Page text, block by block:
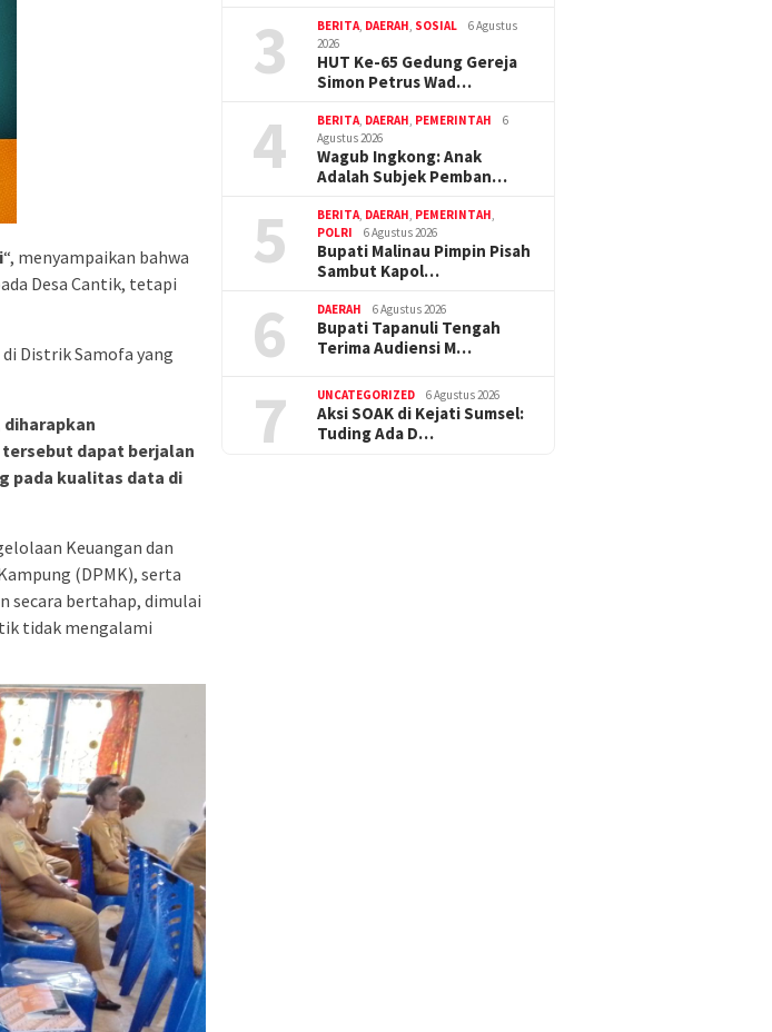
“, menyampaikan bahwa
Desa Cantik, tetapi
Distrik Samofa yang
diharapkan
dapat berjalan
pada kualitas data di
Keuangan dan
(DPMK), serta
secara bertahap, dimulai
tidak mengalami
3 BERITA, DAERAH, SOSIAL
6 Agustus
2026
HUT Ke-65 Gedung Gereja
Simon Petrus Wad…
4 BERITA, DAERAH, PEMERINTAH
6
Agustus 2026
Wagub Ingkong: Anak
Adalah Subjek Pemban…
5 BERITA, DAERAH, PEMERINTAH,
POLRI
6 Agustus 2026
Bupati Malinau Pimpin Pisah
Sambut Kapol…
6 DAERAH 6 Agustus 2026
Bupati Tapanuli Tengah
Terima Audiensi M…
7 UNCATEGORIZED 6 Agustus 2026
Aksi SOAK di Kejati Sumsel:
Tuding Ada D…